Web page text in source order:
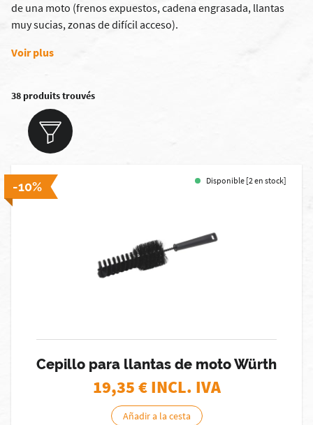
de una moto (frenos expuestos, cadena engrasada, llantas
muy sucias, zonas de difícil acceso).
Voir plus
38 produits trouvés
-10% Disponible [2 en stock]
Cepillo para llantas de moto Würth
19,35€ INCL. IVA
Añadir a la cesta